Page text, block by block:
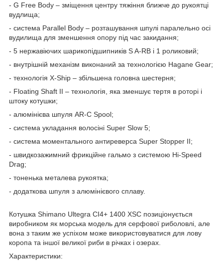
- G Free Body – зміщення центру тяжіння ближче до рукоятці
вудлища;
- система Parallel Body – розташування шпулі паралельно осі
вудилища для зменшення опору під час закидання;
- 5 нержавіючих шарикопідшипників S A-RB і 1 роликовий;
- внутрішній механізм виконаний за технологією Hagane Gear;
- технологія X-Ship – збільшена головна шестерня;
- Floating Shaft II – технологія, яка зменшує тертя в роторі і
штоку котушки;
- алюмінієва шпуля AR-C Spool;
- система укладання волосіні Super Slow 5;
- система моментального антиреверса Super Stopper II;
- швидкозажимний фрикційне гальмо з системою Hi-Speed
Drag;
- тоненька металева рукоятка;
- додаткова шпуля з алюмінієвого сплаву.
Котушка Shimano Ultegra CI4+ 1400 XSC позиціонується
виробником як морська модель для серфової риболовлі, але
вона з таким же успіхом може використовуватися для лову
коропа та іншої великої риби в річках і озерах.
Характеристики: